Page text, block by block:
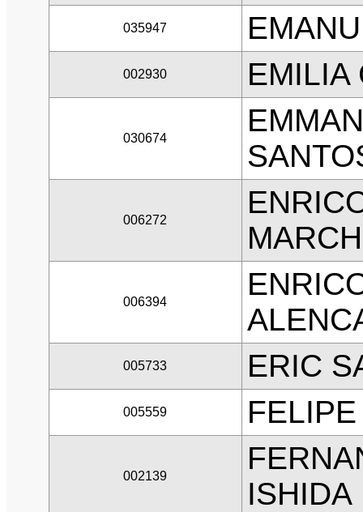
035947
002930 EMILIA
030674
006272
006394
005733 ERIC
005559
002139
ISHIDA